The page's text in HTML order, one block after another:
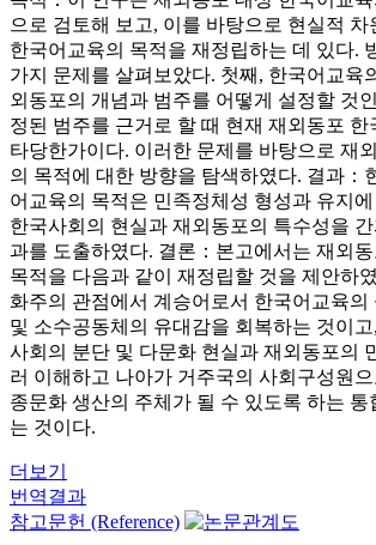
으로 검토해 보고, 이를 바탕으로 현실적 차
한국어교육의 목적을 재정립하는 데 있다.
가지 문제를 살펴보았다. 첫째, 한국어교육
외동포의 개념과 범주를 어떻게 설정할 것
정된 범주를 근거로 할 때 현재 재외동포 한
타당한가이다. 이러한 문제를 바탕으로 재
의 목적에 대한 방향을 탐색하였다. 결과：
어교육의 목적은 민족정체성 형성과 유지에
한국사회의 현실과 재외동포의 특수성을
과를 도출하였다. 결론：본고에서는 재외
목적을 다음과 같이 재정립할 것을 제안하
화주의 관점에서 계승어로서 한국어교육의
및 소수공동체의 유대감을 회복하는 것이
사회의 분단 및 다문화 현실과 재외동포의
러 이해하고 나아가 거주국의 사회구성원
종문화 생산의 주체가 될 수 있도록 하는 통
는 것이다.
더보기
번역결과
참고문헌 (Reference)